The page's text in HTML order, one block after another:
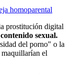
homoparental
prostitución digital
sexual.
del porno" o la
maquillarían el